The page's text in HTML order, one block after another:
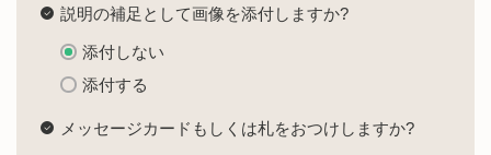
説明の補足として画像を添付しますか?
添付しない
添付する
メッセージカードもしくは札をおつけしますか?